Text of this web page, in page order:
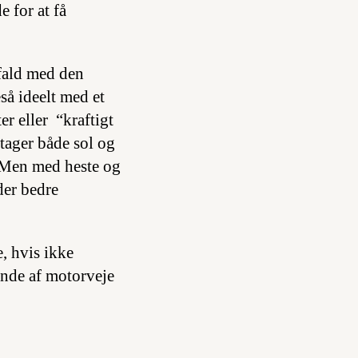
for at få
med den
ideelt med et
eller “kraftigt
både sol og
med heste og
bedre
hvis ikke
af motorveje